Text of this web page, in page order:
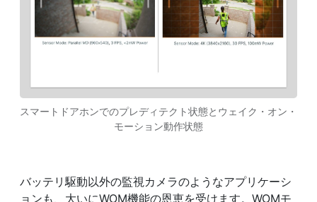
スマートドアホンでのプレディテクト状態とウェイク・オン・
モーション動作状態
バッテリ駆動以外の監視カメラのようなアプリケーシ
ョンも、大いにWOM機能の恩恵を受けます。WOMモ